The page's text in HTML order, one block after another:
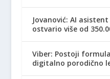
Jovanović: AI
ostvario više od
Viber: Postoji
digitalno porodično